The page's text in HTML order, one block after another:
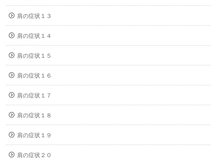
肩の症状１３
肩の症状１４
肩の症状１５
肩の症状１６
肩の症状１７
肩の症状１８
肩の症状１９
肩の症状２０